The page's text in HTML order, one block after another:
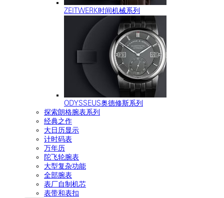
ZEITWERK时间机械系列
ODYSSEUS奥德修斯系列
探索朗格腕表系列
经典之作
大日历显示
计时码表
万年历
陀飞轮腕表
大型复杂功能
全部腕表
表厂自制机芯
表带和表扣